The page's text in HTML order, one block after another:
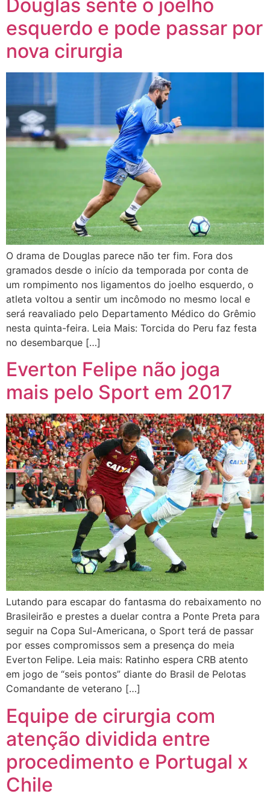
Douglas sente o joelho
esquerdo e pode passar por
nova cirurgia
O drama de Douglas parece não ter fim. Fora dos
gramados desde o início da temporada por conta de
um rompimento nos ligamentos do joelho esquerdo, o
atleta voltou a sentir um incômodo no mesmo local e
será reavaliado pelo Departamento Médico do Grêmio
nesta quinta-feira. Leia Mais: Torcida do Peru faz festa
no desembarque […]
Everton Felipe não joga
mais pelo Sport em 2017
Lutando para escapar do fantasma do rebaixamento no
Brasileirão e prestes a duelar contra a Ponte Preta para
seguir na Copa Sul-Americana, o Sport terá de passar
por esses compromissos sem a presença do meia
Everton Felipe. Leia mais: Ratinho espera CRB atento
em jogo de “seis pontos” diante do Brasil de Pelotas
Comandante de veterano […]
Equipe de cirurgia com
atenção dividida entre
procedimento e Portugal x
Chile